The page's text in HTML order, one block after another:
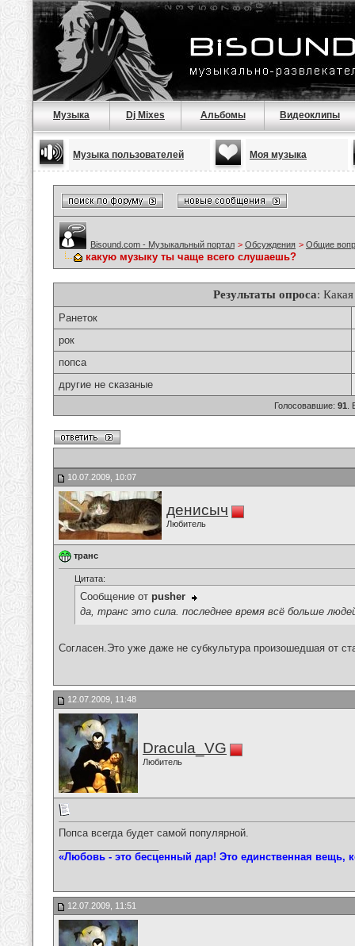
Музыка Dj Mixes Альбомы Видеоклипы
Музыка пользователей Моя музыка
Bisound.com - Музыкальный портал > Обсуждения > Общие
какую музыку ты чаще всего слушаешь?
Результаты опроса:
Ранеток
рок
попса
другие не сказаные
Голосовавшие: 91 .
10.07.2009, 10:07
денисыч
Любитель
транс
Цитата:
Сообщение от pusher
да, транс это сила. последнее время всё больше
Согласен.Это уже даже не субкультура произошедшая от
12.07.2009, 11:48
Dracula_VG
Любитель
Попса всегда будет самой популярной.
«Любовь - это бесценный дар! Это единственная вещь,
12.07.2009, 11:51